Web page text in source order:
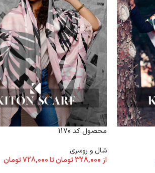
محصول کد 1170
شال و روسری
از 328,000تومانتا728,000تومان